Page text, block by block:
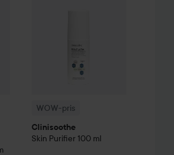
WOW-pris
Clinisoothe
Skin Purifier 100 ml